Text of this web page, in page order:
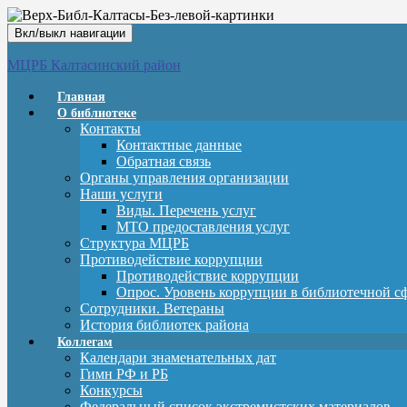
Вкл/выкл навигации
МЦРБ Калтасинский район
Главная
О библиотеке
Контакты
Контактные данные
Обратная связь
Органы управления организации
Наши услуги
Виды. Перечень услуг
МТО предоставления услуг
Структура МЦРБ
Противодействие коррупции
Противодействие коррупции
Опрос. Уровень коррупции в библиотечной
Сотрудники. Ветераны
История библиотек района
Коллегам
Календари знаменательных дат
Гимн РФ и РБ
Конкурсы